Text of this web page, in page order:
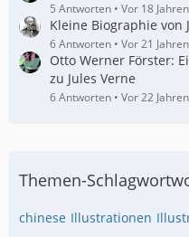
5 Antworten Vor 18 Jahren
Kleine Biographie von
6 Antworten Vor 21 Jahren
Otto Werner Förster:
zu Jules Verne
6 Antworten Vor 22 Jahren
Themen-
chinese Illustrationen